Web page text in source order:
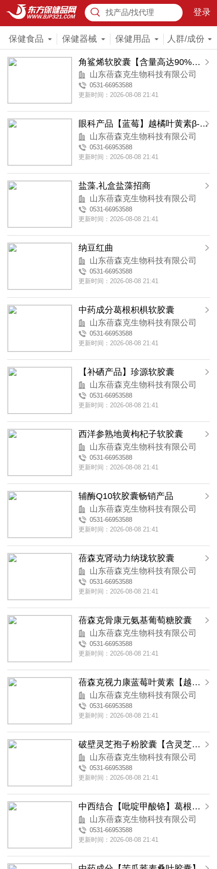
找产品/找代理 登录
保健食品 保健器械 保健用品 人群/成份
角鲨烯软胶囊【含量高达90%】礼盒装
山东蓓森克生物科技有限公司
0531-66953588
更新时间：2026-08-08 21:41
眼科产品【蓝莓】越橘叶黄素β-胡萝卜素胶囊
山东蓓森克生物科技有限公司
0531-66953588
更新时间：2026-08-08 21:41
盐藻,礼盒盐藻招商
山东蓓森克生物科技有限公司
0531-66953588
更新时间：2026-08-08 21:41
纳豆红曲
山东蓓森克生物科技有限公司
0531-66953588
更新时间：2026-08-08 21:41
中药成分葛根枳椇软胶囊
山东蓓森克生物科技有限公司
0531-66953588
更新时间：2026-08-08 21:41
【补硒产品】珍源软胶囊
山东蓓森克生物科技有限公司
0531-66953588
更新时间：2026-08-08 21:41
西洋参熟地黄枸杞子软胶囊
山东蓓森克生物科技有限公司
0531-66953588
更新时间：2026-08-08 21:41
辅酶Q10软胶囊畅销产品
山东蓓森克生物科技有限公司
0531-66953588
更新时间：2026-08-08 21:41
蓓森克肾动力纳珑软胶囊
山东蓓森克生物科技有限公司
0531-66953588
更新时间：2026-08-08 21:41
蓓森克骨康元氨基葡萄糖胶囊
山东蓓森克生物科技有限公司
0531-66953588
更新时间：2026-08-08 21:41
蓓森克视力康蓝莓叶黄素【越橘叶黄素】软胶囊
山东蓓森克生物科技有限公司
0531-66953588
更新时间：2026-08-08 21:41
破壁灵芝孢子粉胶囊【含灵芝三萜类物质】
山东蓓森克生物科技有限公司
0531-66953588
更新时间：2026-08-08 21:41
中西结合【吡啶甲酸铬】葛根苦瓜铬胶囊
山东蓓森克生物科技有限公司
0531-66953588
更新时间：2026-08-08 21:41